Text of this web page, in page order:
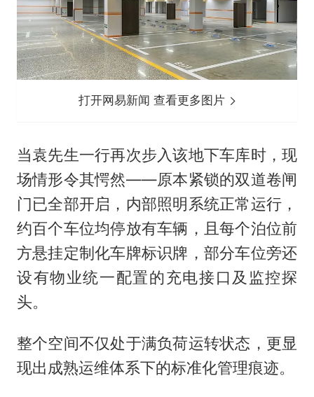
打开网易新闻 查看更多图片
当袁先生一行再次步入该地下车库时，现
场情形令其愕然——原本紧锁的双道卷闸
门已全部开启，内部照明系统正常运行，
约百个车位均停放有车辆，且每个泊位前
方悬挂定制化车牌标识牌，部分车位旁还
设有物业统一配置的充电接口及监控探
头。
整个空间不仅处于满负荷运转状态，更显
现出成熟运维体系下的标准化管理痕迹。